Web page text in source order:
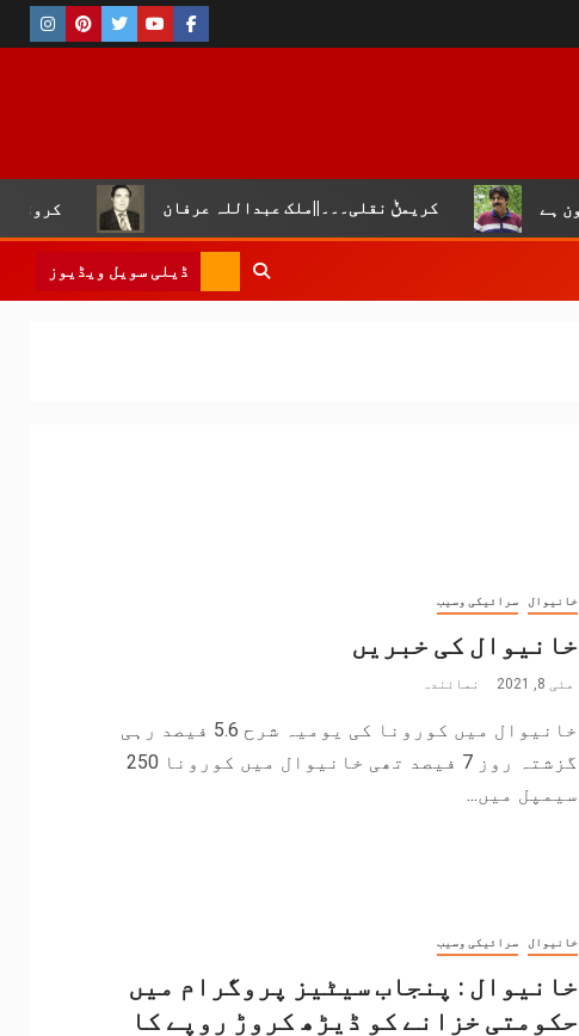
کروڑ لال عیسن کریمݨ نقلی۔۔۔||ملک عبداللہ عرفان
ڈیلی سویل ویڈیوز
خانیوال سرائیکی وسیب
خانیوال کی خبریں
مئی 8, 2021 نمائندہ
خانیوال میں کورونا کی یومیہ شرح 5.6 فیصد رہی
گزشتہ روز 7 فیصد تھی خانیوال میں کورونا 250
سیمپل میں...
خانیوال سرائیکی وسیب
خانیوال : پنجاب سیٹیز پروگرام میں
حکومتی خزانے کو ڈیڑھ کروڑ روپے کا